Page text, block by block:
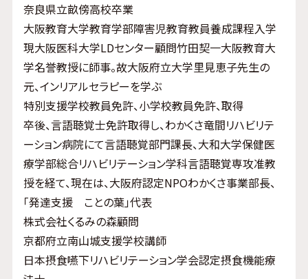
奈良県立畝傍高校卒業
大阪教育大学教育学部障害児教育教員養成課程入学
現大阪医科大学LDセンター顧問竹田契一大阪教育大
学名誉教授に師事。故大阪府立大学里見恵子先生の
元、インリアルセラピーを学ぶ
特別支援学校教員免許、小学校教員免許、取得
卒後、言語聴覚士免許取得し、わかくさ竜間リハビリテ
ーション病院にて言語聴覚部門課長、大和大学保健医
療学部総合リハビリテーション学科言語聴覚専攻准教
授を経て、現在は、大阪府認定NPOわかくさ事業部長、
「発達支援 ことの葉」代表
株式会社くるみの森顧問
京都府立南山城支援学校講師
日本摂食嚥下リハビリテーション学会認定摂食機能療